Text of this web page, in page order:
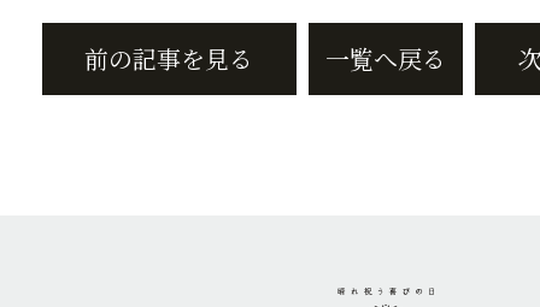
前の記事を見る 一覧へ戻る